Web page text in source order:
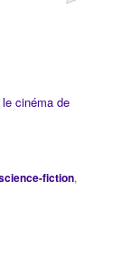
cinéma de
fiction,